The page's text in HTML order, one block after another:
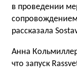
в проведении
рассказала
Анна
что запуск